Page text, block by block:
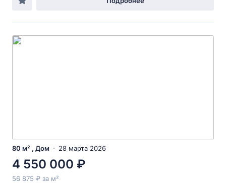
80 м² , Дом 28 марта 2026
4 550 000 ₽
56 875 ₽ за м²